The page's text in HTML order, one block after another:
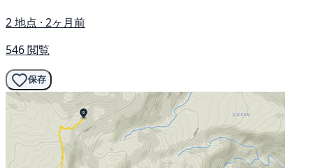
2 地点 · 2ヶ月前
546 閲覧
保存